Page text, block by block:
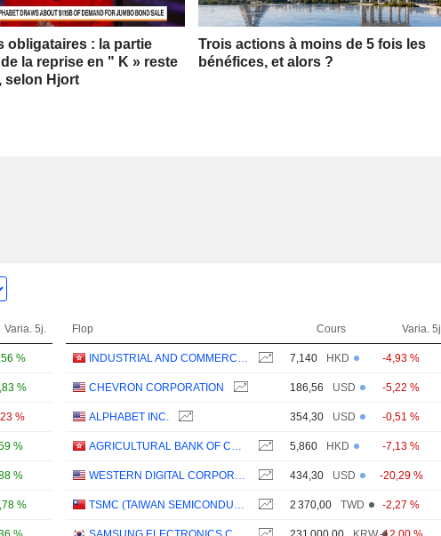
obligataires : la partie
la reprise en " K » reste
selon Hjort
Trois actions à moins de 5 fois les
bénéfices, et alors ?
Varia. 5j.
%
%
%
%
%
%
Flop Cours Varia. 5j.
7,140 HKD -4,93 %
CHEVRON CORPORATION 186,56 USD -5,22 %
ALPHABET INC. 354,30 USD -0,51 %
5,860 HKD -7,13 %
434,30 USD -20,29 %
2 370,00 TWD -2,27 %